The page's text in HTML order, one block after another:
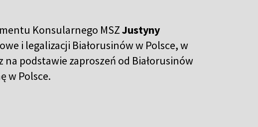
Konsularnego MSZJustyny
i legalizacji Białorusinów w Polsce, w
podstawie zaproszeń od Białorusinów
w Polsce.